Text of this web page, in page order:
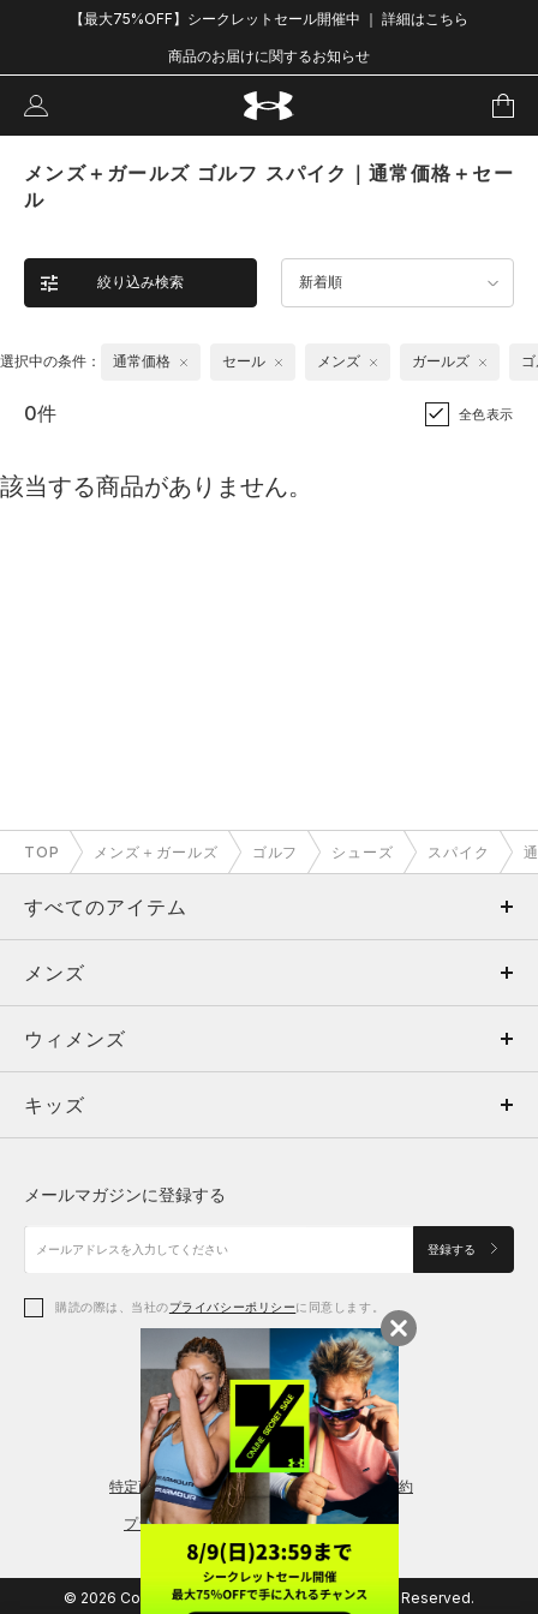
【最大75%OFF】シークレットセール開催中 ｜ 詳細はこちら
商品のお届けに関するお知らせ
メンズ＋ガールズ ゴルフ スパイク｜通常価格＋セー
ル
絞り込み検索 新着順
選択中の条件： 通常価格 セール メンズ ガールズ
0件 全色表示
該当する商品がありません。
TOP メンズ＋ガールズ ゴルフ シューズ スパイク
すべてのアイテム
メンズ
ウィメンズ
キッズ
アクセサリー
メンズ
トップス
ボトムス
アクセサリー
ウィメンズ
トップス
シューズ
アクセサリー
レギンス＆タイツ
キッズ
シューズ
メールマガジンに登録する
登録する
購読の際は、当社のプライバシーポリシーに同意します。
特定商取引法に基づく通販の表記 会員規約
プライバシーポリシー
© 2026 Copyright DOME Corporation. All Rights Reserved.